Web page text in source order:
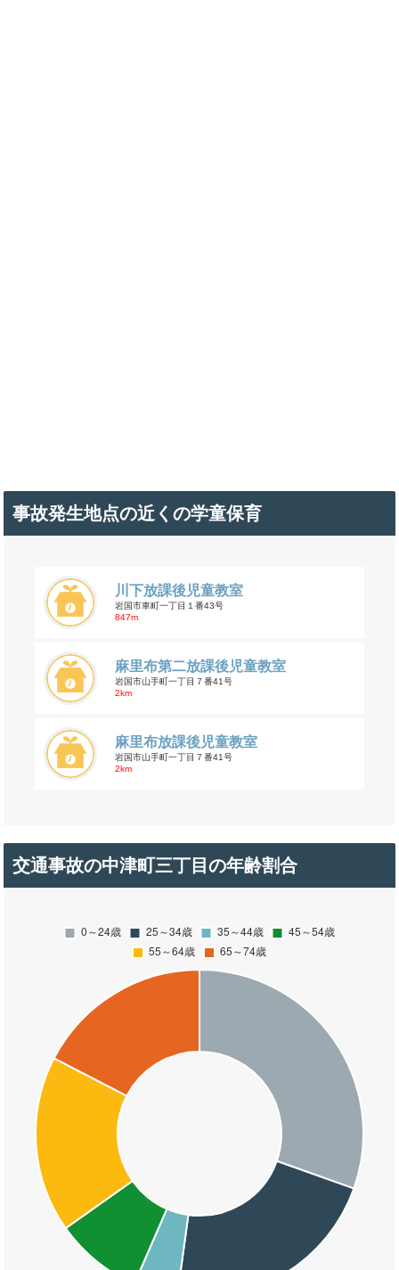
事故発生地点の近くの学童保育
川下放課後児童教室
岩国市車町一丁目１番43号
847m
麻里布第二放課後児童教室
岩国市山手町一丁目７番41号
2km
麻里布放課後児童教室
岩国市山手町一丁目７番41号
2km
交通事故の中津町三丁目の年齢割合